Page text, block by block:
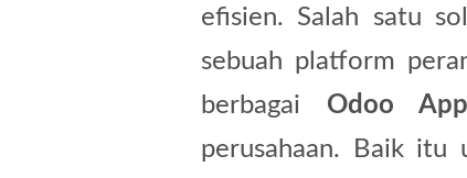
efisien. Salah satu
sebuah platform
berbagai Odoo
perusahaan. Baik itu